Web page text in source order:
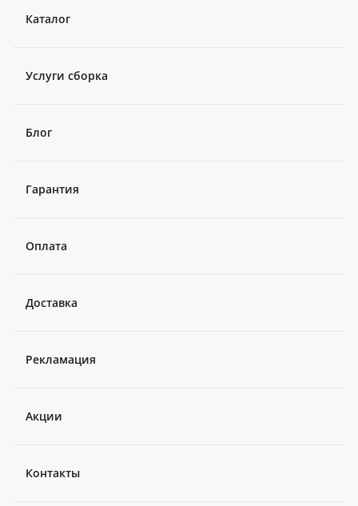
Каталог
Услуги сборка
Блог
Гарантия
Оплата
Доставка
Рекламация
Акции
Контакты